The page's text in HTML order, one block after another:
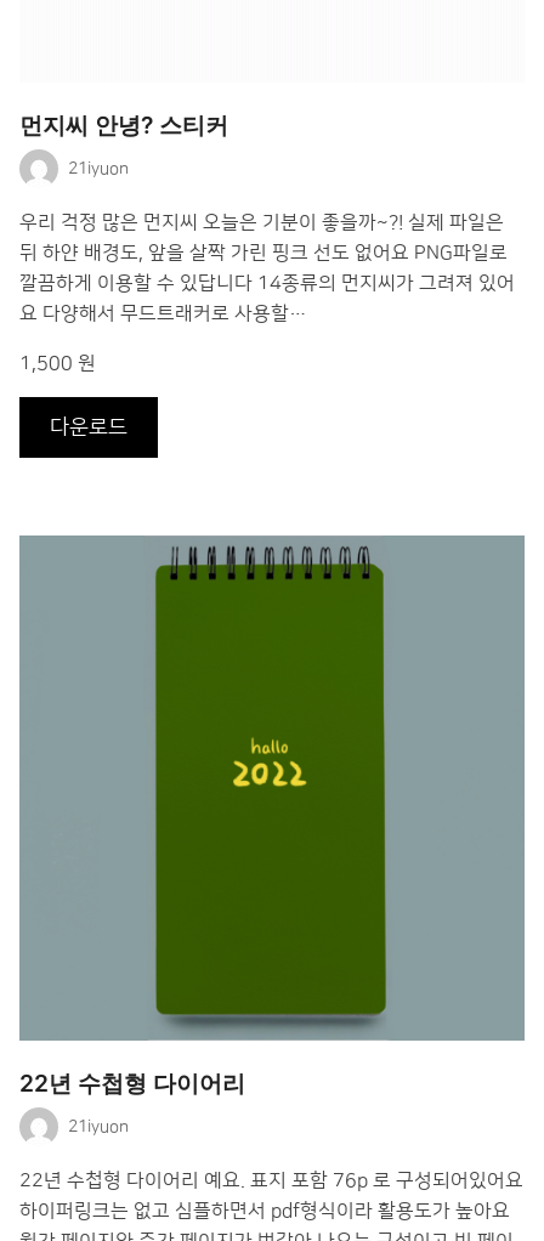
먼지씨 안녕? 스티커
21iyuon
우리 걱정 많은 먼지씨 오늘은 기분이 좋을까~?! 실제 파일은
뒤 하얀 배경도, 앞을 살짝 가린 핑크 선도 없어요 PNG파일로
깔끔하게 이용할 수 있답니다 14종류의 먼지씨가 그려져 있어
요 다양해서 무드트래커로 사용할…
1,500 원
다운로드
22년 수첩형 다이어리
21iyuon
22년 수첩형 다이어리 예요. 표지 포함 76p 로 구성되어있어요
하이퍼링크는 없고 심플하면서 pdf형식이라 활용도가 높아요